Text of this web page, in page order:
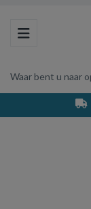
Toggle
Waar bent u naar